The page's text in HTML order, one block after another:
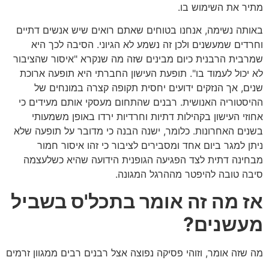
מתיר את השימוש בו.
באותה נשימה, אנחנו בטוחים שאתם רואים שיש אנשים דתיים
וחרדים שמעשנים ולכן זה נשמע לא הגיוני. הסיבה לכך היא
שמרבית הרבנית כיום מבינים שזה מה שנקרא "איסור שהציבור
לא יכול לעמוד בו". תופעת העישון החברתי היא תופעה ארוכת
שנים, אך הנזקים ידועים יחסית תקופה קצרה במונחים של
ההיסטוריה האנושית. רבנים שהתחום מעסקי אותם מעידים כי
אחוזי העישון בקהילות דתיות וחרדיות ירדו באופן משמעותי
בשנים האחרונות. כלומר, ישנה הבנה כי מדובר על תופעה שלא
ניתן למגר ביום אחד ומסבירים לציבור כי זהו איסור חמור
מבחינה דתית לצד הפגיעה הגופנית הידועה שהיא כשלעצמה
סיבה טובה להיפטר מההרגל המגונה.
אז מה זה אומר בתכל'ס בשביל
מעשנים?
מה שזה אומר, וזוהי פסיקה נפוצה אצל רבנים רבים ממגוון זרמים